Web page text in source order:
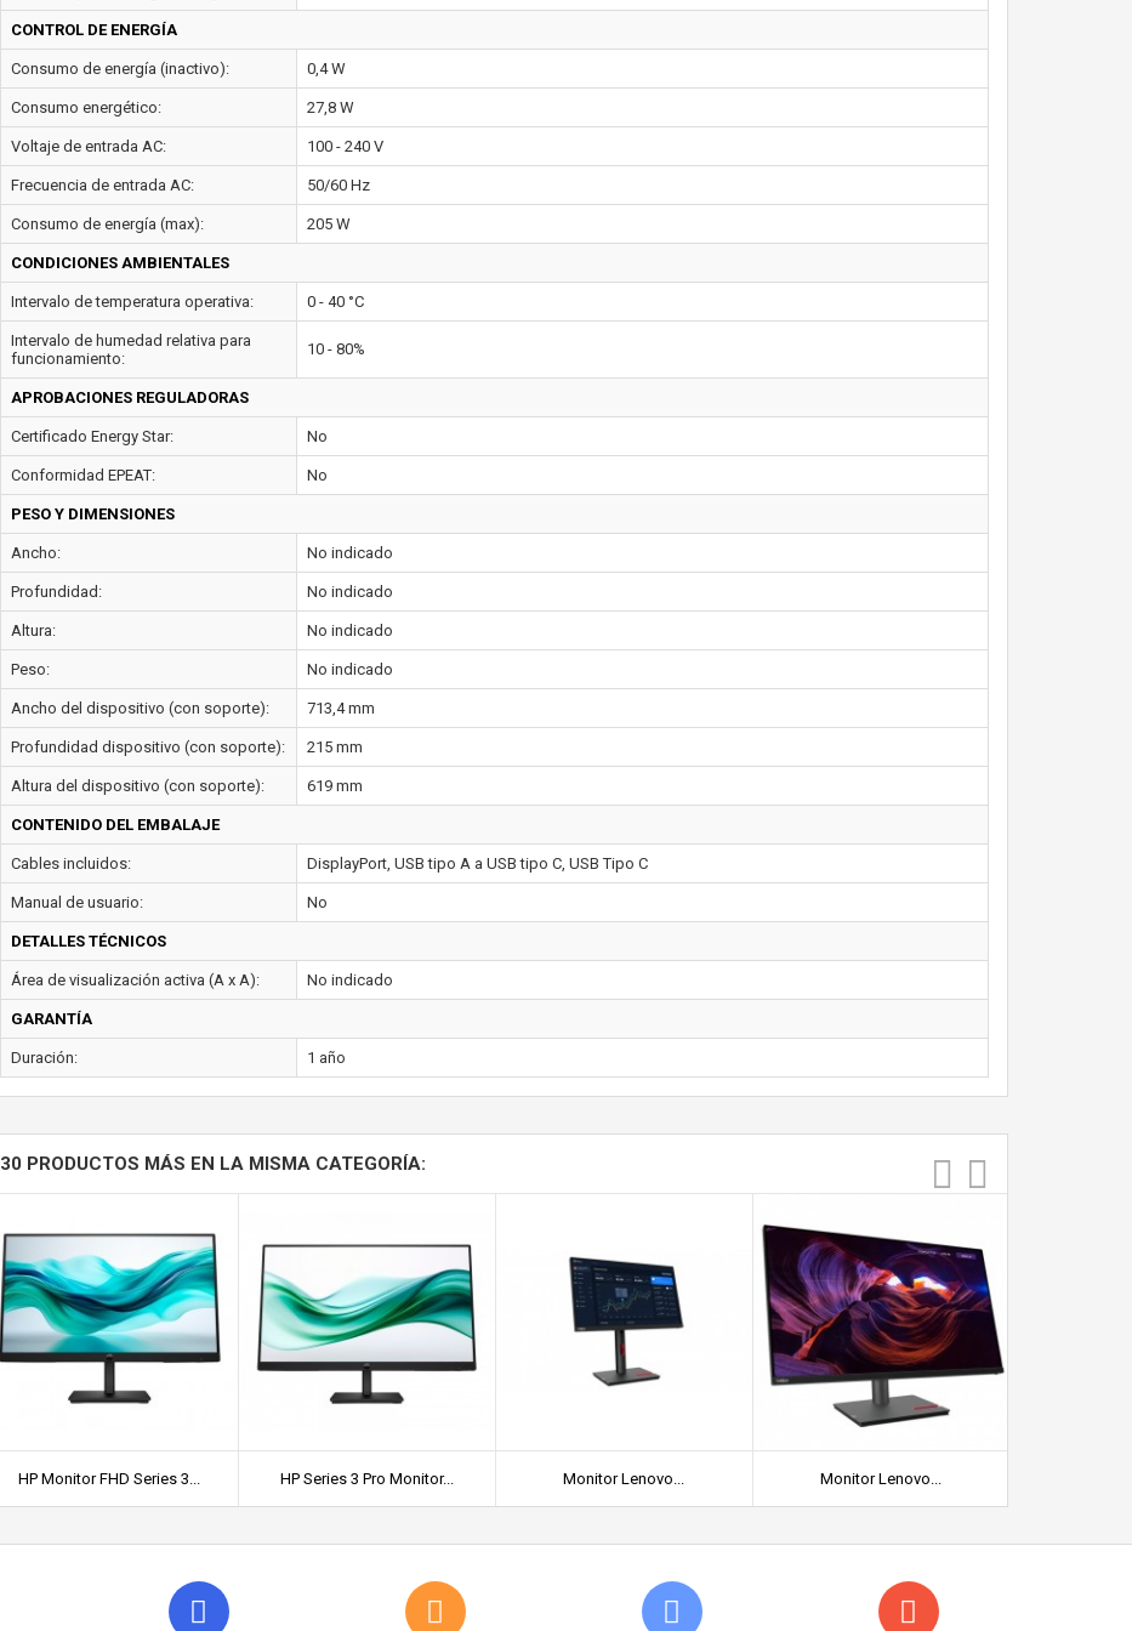
CONTROL DE ENERGÍA
Consumo de energía (inactivo): 0,4 W
Consumo energético: 27,8 W
Voltaje de entrada AC: 100 - 240 V
Frecuencia de entrada AC: 50/60 Hz
Consumo de energía (max): 205 W
CONDICIONES AMBIENTALES
Intervalo de temperatura operativa: 0 - 40 °C
Intervalo de humedad relativa para
funcionamiento:
10 - 80%
APROBACIONES REGULADORAS
Certificado Energy Star: No
Conformidad EPEAT: No
PESO Y DIMENSIONES
Ancho: No indicado
Profundidad: No indicado
Altura: No indicado
Peso: No indicado
Ancho del dispositivo (con soporte): 713,4 mm
Profundidad dispositivo (con soporte): 215 mm
Altura del dispositivo (con soporte): 619 mm
CONTENIDO DEL EMBALAJE
Cables incluidos: DisplayPort, USB tipo A a USB tipo C, USB Tipo C
Manual de usuario: No
DETALLES TÉCNICOS
Área de visualización activa (A x A): No indicado
GARANTÍA
Duración: 1 año
30 PRODUCTOS MÁS EN LA MISMA CATEGORÍA:
HP Monitor FHD Series 3... HP Series 3 Pro Monitor... Monitor Lenovo... Monitor Lenovo...